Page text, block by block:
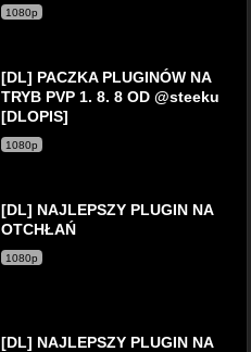
1080p
[DL] PACZKA PLUGINÓW NA
TRYB PVP 1. 8. 8 OD @steeku
[DLOPIS]
1080p
[DL] NAJLEPSZY PLUGIN NA
OTCHŁAŃ
1080p
[DL] NAJLEPSZY PLUGIN NA